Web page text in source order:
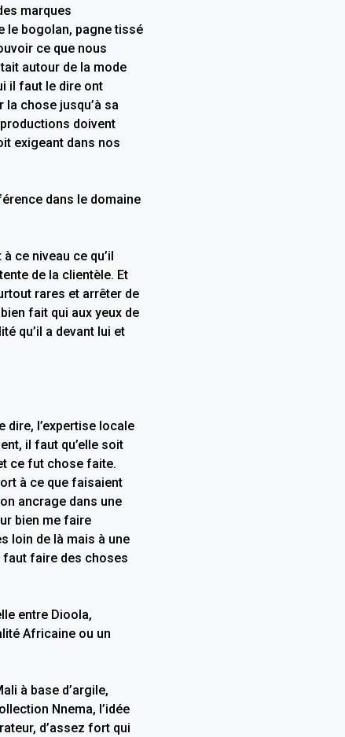
marques
le bogolan, pagne tissé
ce que nous
autour de la mode
il faut le dire ont
la chose jusqu’à sa
doivent
exigeant dans nos
dans le domaine
ce niveau ce qu’il
de la clientèle. Et
rares et arrêter de
fait qui aux yeux de
qu’il a devant lui et
dire, l’expertise locale
il faut qu’elle soit
ce fut chose faite.
à ce que faisaient
ancrage dans une
bien me faire
loin de là mais à une
faut faire des choses
entre Dioola,
Africaine ou un
à base d’argile,
Nnema, l’idée
d’assez fort qui